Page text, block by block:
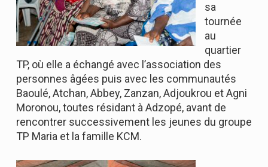
sa
tournée
au
quartier
TP, où elle a échangé avec l’association des
personnes âgées puis avec les communautés
Baoulé, Atchan, Abbey, Zanzan, Adjoukrou et Agni
Moronou, toutes résidant à Adzopé, avant de
rencontrer successivement les jeunes du groupe
TP Maria et la famille KCM.